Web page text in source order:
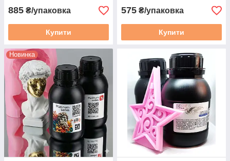
885 ₴/упаковка
Купити
575 ₴/упаковка
Купити
Новинка